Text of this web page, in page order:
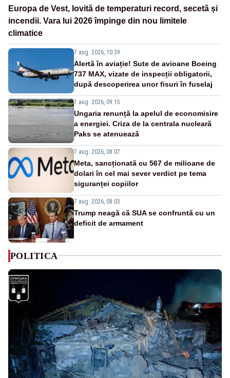
Europa de Vest, lovită de temperaturi record, secetă și
incendii. Vara lui 2026 împinge din nou limitele
climatice
7 aug. 2026, 10:39
Alertă în aviație! Sute de avioane Boeing
737 MAX, vizate de inspecții obligatorii,
după descoperirea unor fisuri în fuselaj
7 aug. 2026, 09:15
Ungaria renunță la apelul de economisire
a energiei. Criza de la centrala nucleară
Paks se atenuează
7 aug. 2026, 08:07
Meta, sancționată cu 567 de milioane de
dolari în cel mai sever verdict pe tema
siguranței copiilor
7 aug. 2026, 08:03
Trump neagă că SUA se confruntă cu un
deficit de armament
POLITICA